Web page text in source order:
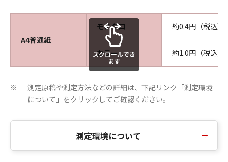
A4普通紙
モノクロ 約0.4円（税込）
カラー 約1.0円（税込）
スクロールでき
ます
※
測定原稿や測定方法などの詳細は、下記リンク「測定環境
について」をクリックしてご確認ください。
測定環境について